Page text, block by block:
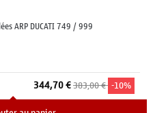
ARP DUCATI 749 / 999
344,70 €383,00 € -10%